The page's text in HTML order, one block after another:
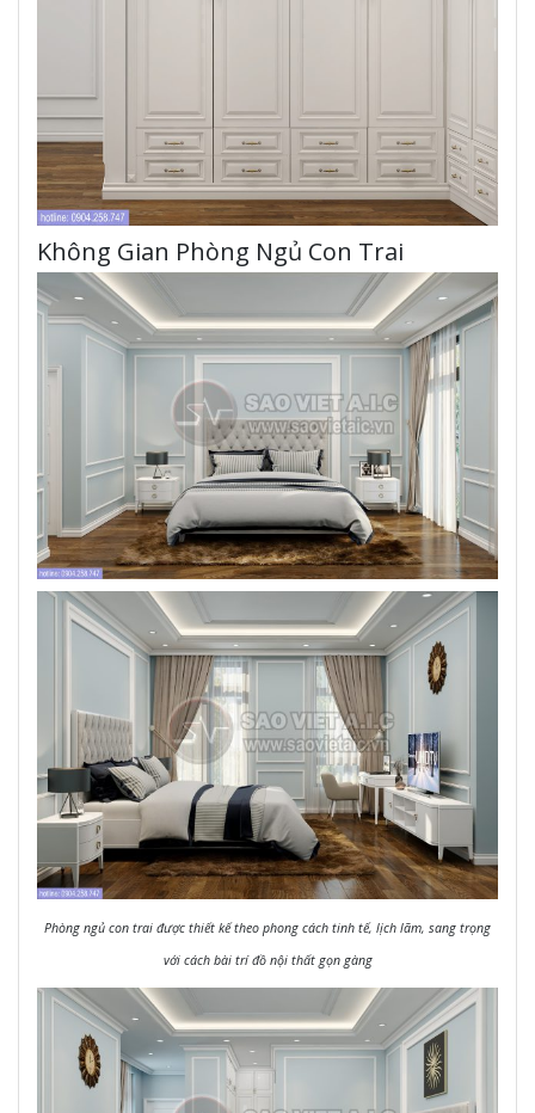
Không Gian Phòng Ngủ Con Trai
Phòng ngủ con trai được thiết kế theo phong cách tinh tế, lịch lãm, sang trọng
với cách bài trí đồ nội thất gọn gàng